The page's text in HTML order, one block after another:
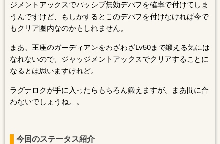
ジメントアックスでパッシブ無効デバフを確率で付けてしま
うんですけど、もしかするとこのデバフを付けなければ今で
もクリア圏内なのかもしれません。
まあ、王座のガーディアンをわざわざLv50まで鍛える気には
なれないので、ジャッジメントアックスでクリアすることに
なるとは思いますけれど。
ラグナロクが手に入ったらもちろん鍛えますが、まあ間に合
わないでしょうね。。
今回のステータス紹介